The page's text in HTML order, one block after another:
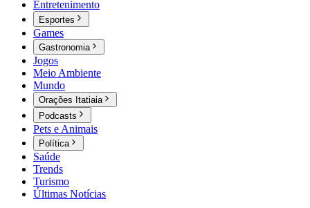
Entretenimento
Esportes
Games
Gastronomia
Jogos
Meio Ambiente
Mundo
Orações Itatiaia
Podcasts
Pets e Animais
Política
Saúde
Trends
Turismo
Últimas Notícias